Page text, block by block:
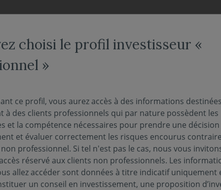
réclamations
procédure en vue du traitement efficace et
nos clients.
indépendante du groupe Covéa.
choisi le profil investisseur «
»
ce profil, vous aurez accès à des informations destinées
à des clients professionnels qui par nature possèdent les
et la compétence nécessaires pour prendre une décision
et évaluer correctement les risques encourus
non professionnel. Si tel n'est pas le cas, nous vous
réservé aux clients non professionnels. Les
allez accéder sont données à titre indicatif uniquement
un conseil en investissement, une proposition